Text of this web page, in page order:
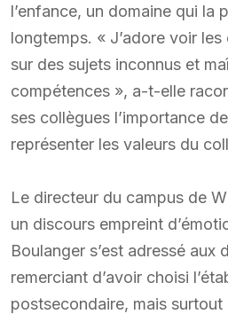
l’enfance, un domaine qui la
longtemps. « J’adore voir
sur des sujets inconnus et
compétences », a-t-elle
ses collègues l’importance
représenter les valeurs du
Le directeur du campus de
un discours empreint
Boulanger s’est adressé aux
remerciant d’avoir choisi
postsecondaire, mais surtout